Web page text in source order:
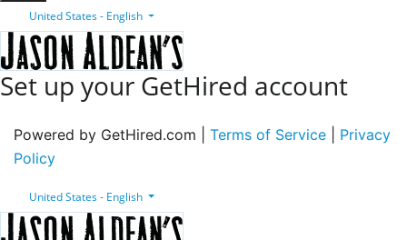
United States - English
Set up your GetHired account
Powered by GetHired.com | Terms of Service
Privacy
Policy
United States - English